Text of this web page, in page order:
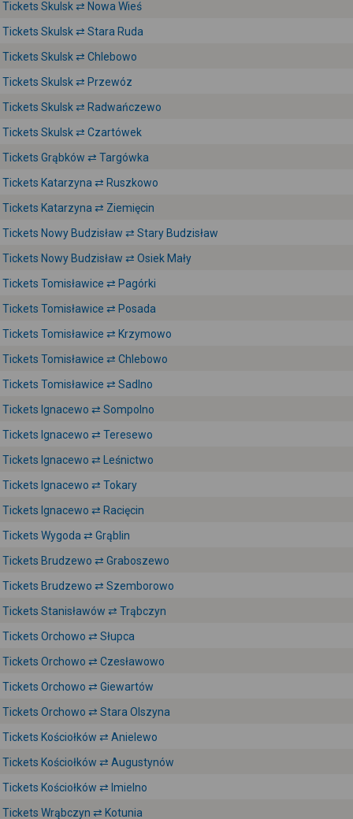
Tickets Skulsk ⇄ Nowa Wieś
Tickets Skulsk ⇄ Stara Ruda
Tickets Skulsk ⇄ Chlebowo
Tickets Skulsk ⇄ Przewóz
Tickets Skulsk ⇄ Radwańczewo
Tickets Skulsk ⇄ Czartówek
Tickets Grąbków ⇄ Targówka
Tickets Katarzyna ⇄ Ruszkowo
Tickets Katarzyna ⇄ Ziemięcin
Tickets Nowy Budzisław ⇄ Stary Budzisław
Tickets Nowy Budzisław ⇄ Osiek Mały
Tickets Tomisławice ⇄ Pagórki
Tickets Tomisławice ⇄ Posada
Tickets Tomisławice ⇄ Krzymowo
Tickets Tomisławice ⇄ Chlebowo
Tickets Tomisławice ⇄ Sadlno
Tickets Ignacewo ⇄ Sompolno
Tickets Ignacewo ⇄ Teresewo
Tickets Ignacewo ⇄ Leśnictwo
Tickets Ignacewo ⇄ Tokary
Tickets Ignacewo ⇄ Racięcin
Tickets Wygoda ⇄ Grąblin
Tickets Brudzewo ⇄ Graboszewo
Tickets Brudzewo ⇄ Szemborowo
Tickets Stanisławów ⇄ Trąbczyn
Tickets Orchowo ⇄ Słupca
Tickets Orchowo ⇄ Czesławowo
Tickets Orchowo ⇄ Giewartów
Tickets Orchowo ⇄ Stara Olszyna
Tickets Kościołków ⇄ Anielewo
Tickets Kościołków ⇄ Augustynów
Tickets Kościołków ⇄ Imielno
Tickets Wrąbczyn ⇄ Kotunia